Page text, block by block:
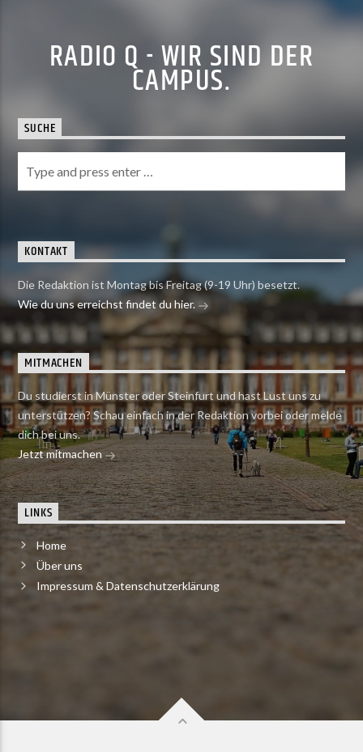
RADIO Q - WIR SIND DER
CAMPUS.
SUCHE
KONTAKT
Die Redaktion ist Montag bis Freitag (9-19 Uhr) besetzt.
Wie du uns erreichst findet du hier.
MITMACHEN
Du studierst in Münster oder Steinfurt und hast Lust uns zu
unterstützen? Schau einfach in der Redaktion vorbei oder melde
dich bei uns.
Jetzt mitmachen
LINKS
Home
Über uns
Impressum & Datenschutzerklärung